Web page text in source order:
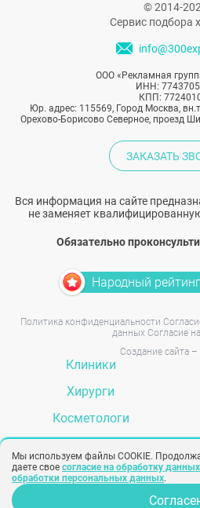
© 2014-
Сервис подбора
ООО «Рекламная
ИНН:
КПП:
Юр. адрес: 115569, Город Москва,
Орехово-Борисово Северное, проезд
ЗАКАЗАТЬ
Вся информация на сайте
не заменяет
Обязательно
Народный
Политика конфиденциальности
данных Согласие
Создание сайта –
Клиники
Хирурги
Косметологи
Мы используем файлы COOKIE.
даете свое согласие на обработку данных
обработки персональных данных.